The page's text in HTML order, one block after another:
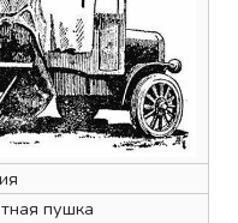
пушка